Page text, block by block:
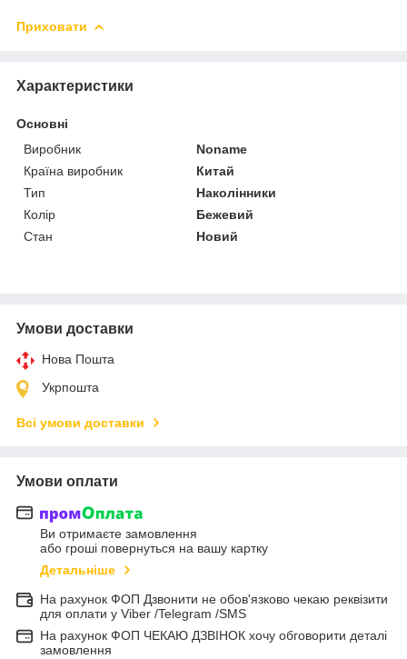
Приховати
Характеристики
Основні
Виробник
Noname
Країна виробник
Китай
Тип
Наколінники
Колір
Бежевий
Стан
Новий
Умови доставки
Нова Пошта
Укрпошта
Всі умови доставки
Умови оплати
Ви отримаєте замовлення
або гроші повернуться на вашу картку
Детальніше
На рахунок ФОП Дзвонити не обов'язково чекаю реквізити
для оплати у Viber /Telegram /SMS
На рахунок ФОП ЧЕКАЮ ДЗВІНОК хочу обговорити деталі
замовлення